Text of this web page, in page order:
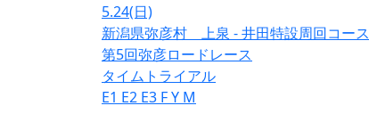
5.24(日)
新潟県弥彦村 上泉 - 井田特設周回コース
第5回弥彦ロードレース
タイムトライアル
E1 E2 E3 FY M